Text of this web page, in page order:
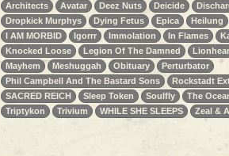
Architects
Avatar Deez Nuts Deicide
Dropkick Murphys
Dying Fetus Epica
Heilung
I AM MORBID
Igorrr Immolation In Flames
Knocked Loose
Legion Of The Damned
Mayhem
Meshuggah Obituary
Perturbator
Phil Campbell And The Bastard Sons
Rockstadt
SACRED REICH
Sleep Token Soulfly
The
Triptykon
Trivium WHILE SHE SLEEPS Zeal &